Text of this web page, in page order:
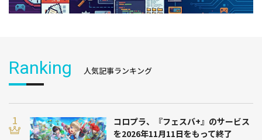
Ranking 人気記事ランキング
コロプラ、『フェスバ+』のサービス
を2026年11月11日をもって終了